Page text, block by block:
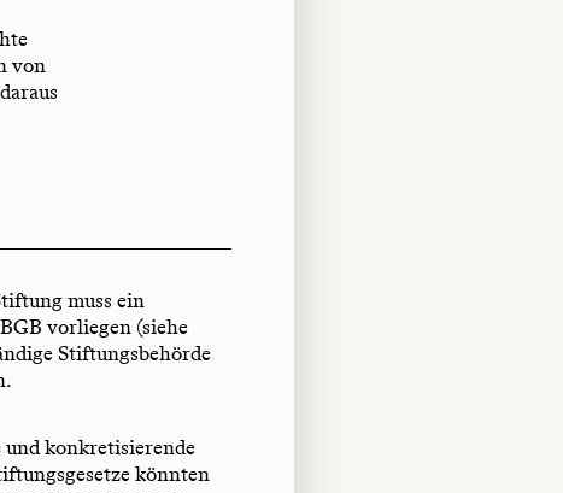
von
muss ein
vorliegen (siehe
Stiftungsbehörde
und konkretisierende
könnten